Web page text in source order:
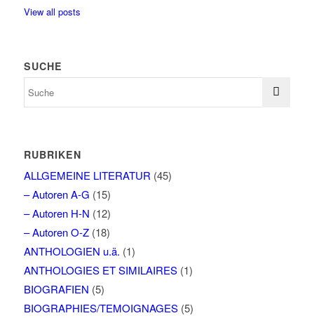
View all posts
SUCHE
RUBRIKEN
ALLGEMEINE LITERATUR (45)
– Autoren A-G (15)
– Autoren H-N (12)
– Autoren O-Z(18)
ANTHOLOGIEN u.ä. (1)
ANTHOLOGIES ET SIMILAIRES(1)
BIOGRAFIEN (5)
BIOGRAPHIES/TEMOIGNAGES(5)